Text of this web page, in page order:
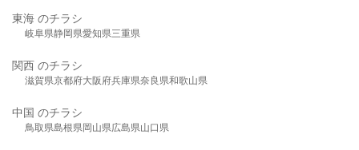
東海 のチラシ
岐阜県静岡県愛知県三重県
関西 のチラシ
滋賀県京都府大阪府兵庫県奈良県和歌山県
中国 のチラシ
鳥取県島根県岡山県広島県山口県